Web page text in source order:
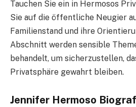
Tauchen Sie ein in Hermosos
Sie auf die öffentliche Neugier
Familienstand und ihre
Abschnitt werden sensible
behandelt, um sicherzustellen,
Privatsphäre gewahrt bleiben.
Jennifer Hermoso